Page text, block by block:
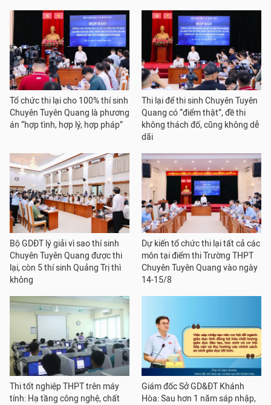
Tổ chức thi lại cho 100% thí sinh
Chuyên Tuyên Quang là phương
án “hợp tình, hợp lý, hợp pháp”
Thi lại để thi sinh Chuyên Tuyên
Quang có “điểm thật”, đề thi
không thách đố, cũng không dễ
dãi
Bộ GDĐT lý giải vì sao thí sinh
Chuyên Tuyên Quang được thi
lại, còn 5 thí sinh Quảng Trị thì
không
Dự kiến tổ chức thi lại tất cả các
môn tại điểm thi Trường THPT
Chuyên Tuyên Quang vào ngày
14-15/8
Thi tốt nghiệp THPT trên máy
tính: Hạ tầng công nghệ, chất
Giám đốc Sở GD&ĐT Khánh
Hòa: Sau hơn 1 năm sáp nhập,